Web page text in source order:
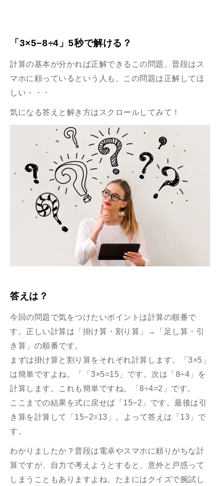
「3×5−8÷4」5秒で解ける？
計算の基本が分かれば正解できるこの問題。普段はス
マホに頼っているという人も、この問題は正解してほ
しい・・・
気になる答えと解き方はスクロールしてみて！
答えは？
今回の問題で気をつけたいポイントは計算の順番で
す。正しい計算は「掛け算・割り算」→「足し算・引
き算」の順番です。
まずは掛け算と割り算をそれぞれ計算します。「3×5」
は簡単ですよね。「「3×5=15」です。次は「8÷4」を
計算します。これも簡単ですね。「8÷4=2」です。
ここまでの結果を式に戻せば「15−2」です。最後は引
き算を計算して「15−2=13」。よって答えは「13」で
す。
わかりましたか？普段は電卓やスマホに頼りがちな計
算ですが、自力で考えようとすると、意外と戸惑って
しまうこともありますよね。たまにはクイズで腕試し